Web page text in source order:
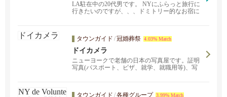
LA駐在中の20代男です。 NYにふらっと旅行に
行きたいのですが、、、ドミトリー的なお宿に
タウンガイド /冠婚葬祭 4.03% Match
ドイカメラ
ニューヨークで老舗の日本の写真屋です。証明
写真(パスポート、ビザ、就学、就職用等)、写
タウンガイド /各種グループ 3.99% Match